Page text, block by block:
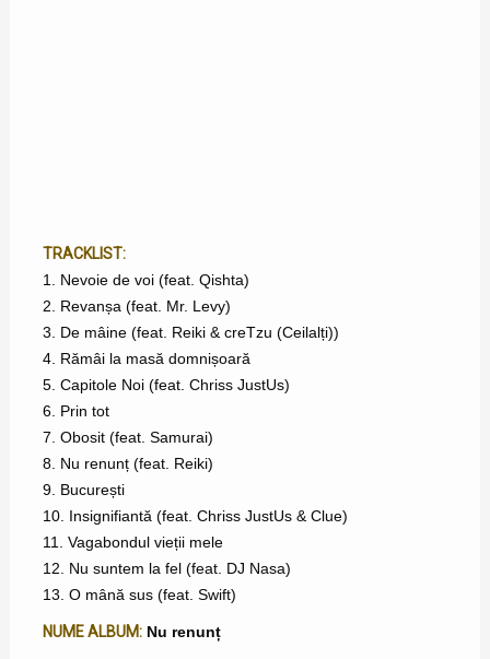
TRACKLIST:
1. Nevoie de voi (feat. Qishta)
2. Revanșa (feat. Mr. Levy)
3. De mâine (feat. Reiki & creTzu (Ceilalți))
4. Rămâi la masă domnișoară
5. Capitole Noi (feat. Chriss JustUs)
6. Prin tot
7. Obosit (feat. Samurai)
8. Nu renunț (feat. Reiki)
9. București
10. Insignifiantă (feat. Chriss JustUs & Clue)
11. Vagabondul vieții mele
12. Nu suntem la fel (feat. DJ Nasa)
13. O mână sus (feat. Swift)
NUME ALBUM: Nu renunț